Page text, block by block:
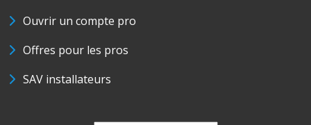
Ouvrir un compte pro
Offres pour les pros
SAV installateurs